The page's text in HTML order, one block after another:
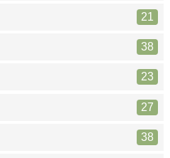
21
38
23
27
38